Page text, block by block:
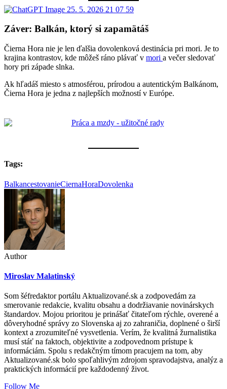
Záver: Balkán, ktorý si zapamätáš
Čierna Hora nie je len ďalšia dovolenková destinácia pri mori. Je to
krajina kontrastov, kde môžeš ráno plávať v mori a večer sledovať
hory pri západe slnka.
Ak hľadáš miesto s atmosférou, prírodou a autentickým Balkánom,
Čierna Hora je jedna z najlepších možností v Európe.
Tags:
BalkancestovanieCiernaHoraDovolenka
Author
Miroslav Malatinský
Som šéfredaktor portálu Aktualizované.sk a zodpovedám za
smerovanie redakcie, kvalitu obsahu a dodržiavanie novinárskych
štandardov. Mojou prioritou je prinášať čitateľom rýchle, overené a
dôveryhodné správy zo Slovenska aj zo zahraničia, doplnené o širší
kontext a zrozumiteľné vysvetlenia. Verím, že kvalitná žurnalistika
musí stáť na faktoch, objektivite a zodpovednom prístupe k
informáciám. Spolu s redakčným tímom pracujem na tom, aby
Aktualizované.sk bolo spoľahlivým zdrojom spravodajstva, analýz a
praktických informácií pre každodenný život.
Follow Me